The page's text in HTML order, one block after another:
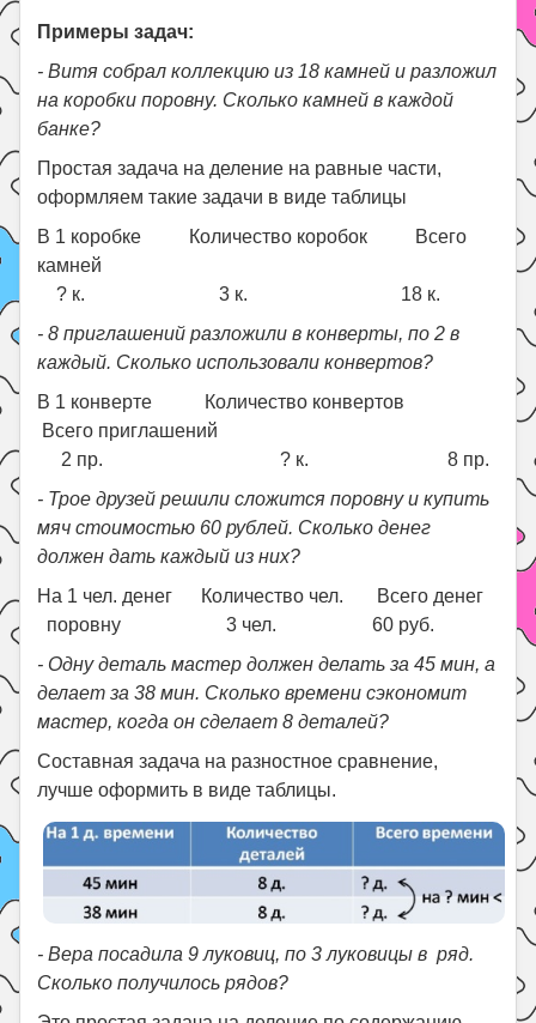
Примеры задач:
- Витя собрал коллекцию из 18 камней и разложил
на коробки поровну. Сколько камней в каждой
банке?
Простая задача на деление на равные части,
оформляем такие задачи в виде таблицы
В 1 коробке Количество коробок Всего
камней
? к. 3 к. 18 к.
- 8 приглашений разложили в конверты, по 2 в
каждый. Сколько использовали конвертов?
В 1 конверте Количество конвертов
Всего приглашений
2 пр. ? к. 8 пр.
- Трое друзей решили сложится поровну и купить
мяч стоимостью 60 рублей. Сколько денег
должен дать каждый из них?
На 1 чел. денег Количество чел. Всего денег
поровну 3 чел. 60 руб.
- Одну деталь мастер должен делать за 45 мин, а
делает за 38 мин. Сколько времени сэкономит
мастер, когда он сделает 8 деталей?
Составная задача на разностное сравнение,
лучше оформить в виде таблицы.
- Вера посадила 9 луковиц, по 3 луковицы в ряд.
Сколько получилось рядов?